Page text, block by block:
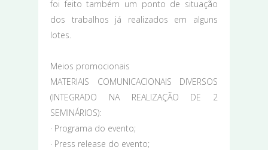
foi feito também um ponto de situação
dos trabalhos já realizados em alguns
lotes.
Meios promocionais
MATERIAIS COMUNICACIONAIS DIVERSOS
(INTEGRADO NA REALIZAÇÃO DE 2
SEMINÁRIOS):
· Programa do evento;
· Press release do evento;